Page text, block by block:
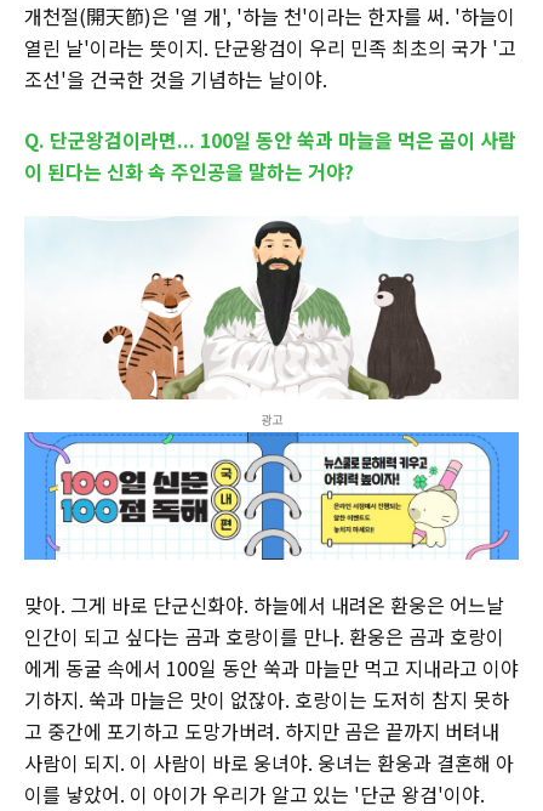
개천절(開天節)은 '열 개', '하늘 천'이라는 한자를 써. '하늘이
열린 날'이라는 뜻이지. 단군왕검이 우리 민족 최초의 국가 '고
조선'을 건국한 것을 기념하는 날이야.
Q. 단군왕검이라면... 100일 동안 쑥과 마늘을 먹은 곰이 사람
이 된다는 신화 속 주인공을 말하는 거야?
광고
맞아. 그게 바로 단군신화야. 하늘에서 내려온 환웅은 어느날
인간이 되고 싶다는 곰과 호랑이를 만나. 환웅은 곰과 호랑이
에게 동굴 속에서 100일 동안 쑥과 마늘만 먹고 지내라고 이야
기하지. 쑥과 마늘은 맛이 없잖아. 호랑이는 도저히 참지 못하
고 중간에 포기하고 도망가버려. 하지만 곰은 끝까지 버텨내
사람이 되지. 이 사람이 바로 웅녀야. 웅녀는 환웅과 결혼해 아
이를 낳았어. 이 아이가 우리가 알고 있는 '단군 왕검'이야.